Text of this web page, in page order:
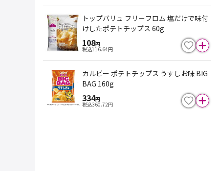
トップバリュ フリーフロム 塩だけで味付
けしたポテトチップス 60g
108円
税込116.64円
カルビー ポテトチップス うすしお味 BIG
BAG 160g
334円
税込360.72円